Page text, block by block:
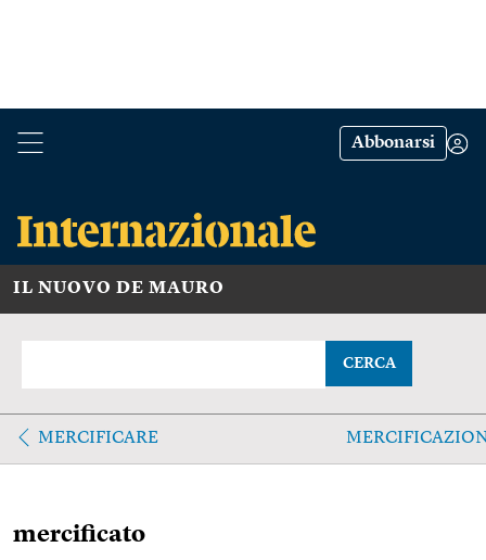
Abbonarsi
IL NUOVO DE MAURO
CERCA
MERCIFICARE
mercificato